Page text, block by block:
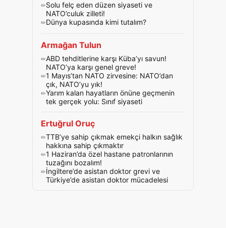
Solu felç eden düzen siyaseti ve
NATO’culuk zilleti!
Dünya kupasında kimi tutalım?
Armağan Tulun
ABD tehditlerine karşı Küba’yı savun!
NATO’ya karşı genel greve!
1 Mayıs’tan NATO zirvesine: NATO’dan
çık, NATO’yu yık!
Yarım kalan hayatların önüne geçmenin
tek gerçek yolu: Sınıf siyaseti
Ertuğrul Oruç
TTB’ye sahip çıkmak emekçi halkın sağlık
hakkına sahip çıkmaktır
1 Haziran’da özel hastane patronlarının
tuzağını bozalım!
İngiltere’de asistan doktor grevi ve
Türkiye’de asistan doktor mücadelesi